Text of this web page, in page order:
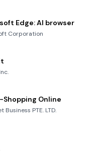
Edge: AI browser
Corporation
Shopping Online
Business PTE. LTD.